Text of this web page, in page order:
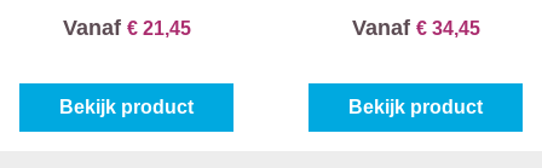
Vanaf € 21,45
Bekijk product
Vanaf € 34,45
Bekijk product